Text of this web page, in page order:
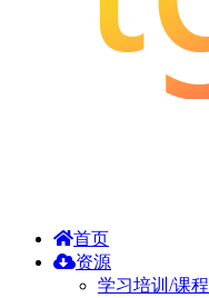
首页
资源
学习培训/课程